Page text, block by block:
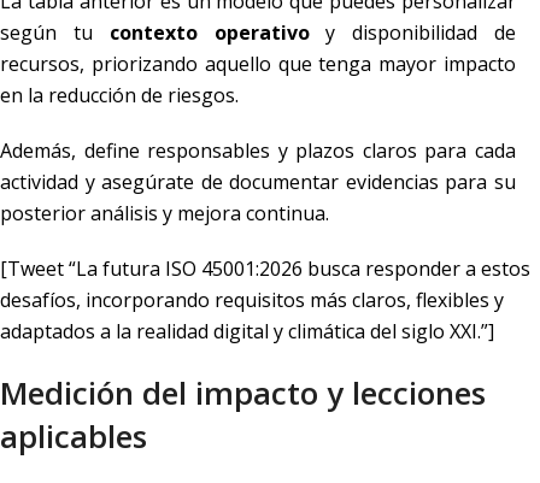
según tu contexto operativoy disponibilidad de
recursos, priorizando aquello que tenga mayor impacto
en la reducción de riesgos.
Además, define responsables y plazos claros para cada
actividad y asegúrate de documentar evidencias para su
posterior análisis y mejora continua.
[Tweet “La futura ISO 45001:2026 busca responder a estos
desafíos, incorporando requisitos más claros, flexibles y
adaptados a la realidad digital y climática del siglo XXI.”]
Medición del impacto y lecciones
aplicables